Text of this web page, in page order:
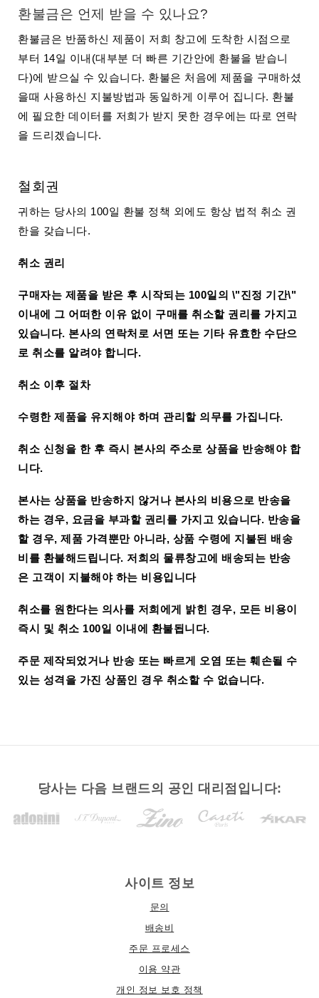
환불금은 언제 받을 수 있나요?
환불금은 반품하신 제품이 저희 창고에 도착한 시점으로
부터 14일 이내(대부분 더 빠른 기간안에 환불을 받습니
다)에 받으실 수 있습니다. 환불은 처음에 제품을 구매하셨
을때 사용하신 지불방법과 동일하게 이루어 집니다. 환불
에 필요한 데이터를 저희가 받지 못한 경우에는 따로 연락
을 드리겠습니다.
철회권
귀하는 당사의 100일 환불 정책 외에도 항상 법적 취소 권
한을 갖습니다.
취소 권리
구매자는 제품을 받은 후 시작되는 100일의 \"진정 기간\"
이내에 그 어떠한 이유 없이 구매를 취소할 권리를 가지고
있습니다. 본사의 연락처로 서면 또는 기타 유효한 수단으
로 취소를 알려야 합니다.
취소 이후 절차
수령한 제품을 유지해야 하며 관리할 의무를 가집니다.
취소 신청을 한 후 즉시 본사의 주소로 상품을 반송해야 합
니다.
본사는 상품을 반송하지 않거나 본사의 비용으로 반송을
하는 경우, 요금을 부과할 권리를 가지고 있습니다. 반송을
할 경우, 제품 가격뿐만 아니라, 상품 수령에 지불된 배송
비를 환불해드립니다. 저희의 물류창고에 배송되는 반송
은 고객이 지불해야 하는 비용입니다
취소를 원한다는 의사를 저희에게 밝힌 경우, 모든 비용이
즉시 및 취소 100일 이내에 환불됩니다.
주문 제작되었거나 반송 또는 빠르게 오염 또는 훼손될 수
있는 성격을 가진 상품인 경우 취소할 수 없습니다.
당사는 다음 브랜드의 공인 대리점입니다:
사이트 정보
문의
배송비
주문 프로세스
이용 약관
개인 정보 보호 정책